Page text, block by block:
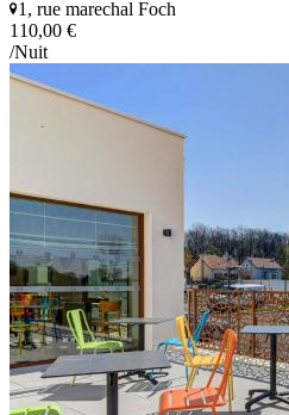
1, rue marechal Foch
110,00 €
/Nuit